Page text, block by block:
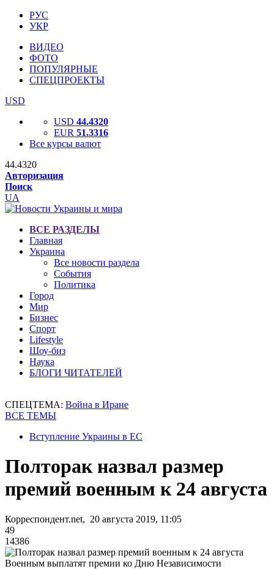
РУС
УКР
ВИДЕО
ФОТО
ПОПУЛЯРНЫЕ
СПЕЦПРОЕКТЫ
USD
USD 44.4320
EUR 51.3316
Все курсы валют
44.4320
Авторизация
Поиск
UA
ВСЕ РАЗДЕЛЫ
Главная
Украина
Все новости раздела
События
Политика
Город
Мир
Бизнес
Спорт
Lifestyle
Шоу-биз
Наука
БЛОГИ ЧИТАТЕЛЕЙ
СПЕЦТЕМА: Война в Иране
ВСЕ ТЕМЫ
Вступление Украины в ЕС
Полторак назвал размер
премий военным к 24 августа
Корреспондент.net, 20 августа 2019, 11:05
49
14386
Военным выплатят премии ко Дню Независимости